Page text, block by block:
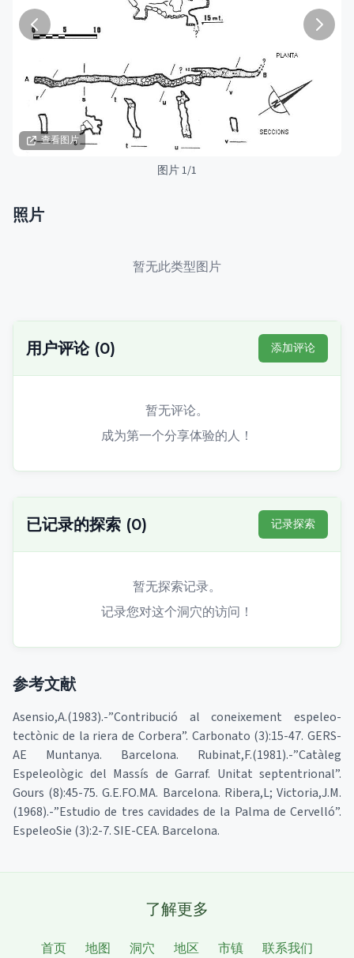
查看图片
图片 1/1
照片
暂无此类型图片
用户评论(0) 添加评论
暂无评论。
成为第一个分享体验的人！
已记录的探索 (0) 记录探索
暂无探索记录。
记录您对这个洞穴的访问！
参考文献
Asensio,A.(1983).-”Contribució al coneixement espeleo-
tectònic de la riera de Corbera”. Carbonato (3):15-47. GERS-
AE Muntanya. Barcelona. Rubinat,F.(1981).-”Catàleg
Espeleològic del Massís de Garraf. Unitat septentrional”.
Gours (8):45-75. G.E.FO.MA. Barcelona. Ribera,L; Victoria,J.M.
(1968).-”Estudio de tres cavidades de la Palma de Cervelló”.
EspeleoSie (3):2-7. SIE-CEA. Barcelona.
了解更多
首页 地图 洞穴 地区 市镇 联系我们